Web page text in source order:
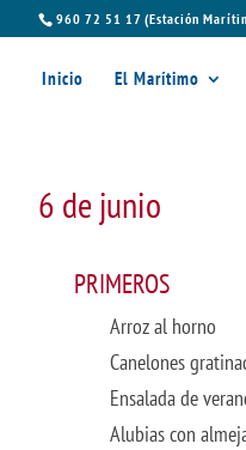
960 72 51 17 (Estación
Inicio El Marítimo
6 de junio
PRIMEROS
Arroz al horno
Canelones
Ensalada de
Alubias con